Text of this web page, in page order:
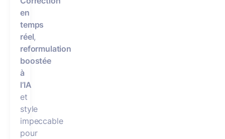
en
temps
réel,
reformulation
boostée
à
l’IA
et
style
impeccable
pour